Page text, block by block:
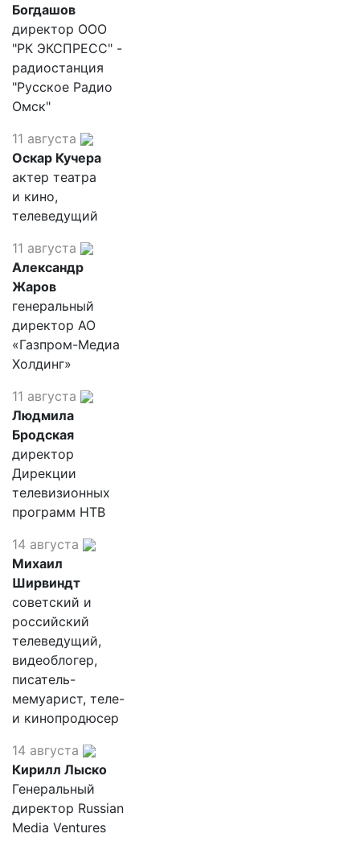
Богдашов
директор ООО
"РК ЭКСПРЕСС" -
радиостанция
"Русское Радио
Омск"
11 августа
Оскар Кучера
актер театра
и кино,
телеведущий
11 августа
Александр
Жаров
генеральный
директор АО
«Газпром-Медиа
Холдинг»
11 августа
Людмила
Бродская
директор
Дирекции
телевизионных
программ НТВ
14 августа
Михаил
Ширвиндт
советский и
российский
телеведущий,
видеоблогер,
писатель-
мемуарист, теле-
и кинопродюсер
14 августа
Кирилл Лыско
Генеральный
директор Russian
Media Ventures